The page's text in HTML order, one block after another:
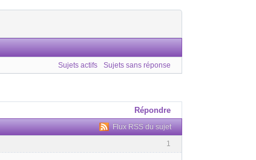
Sujets actifs Sujets sans réponse
Répondre
Flux RSS du sujet
1